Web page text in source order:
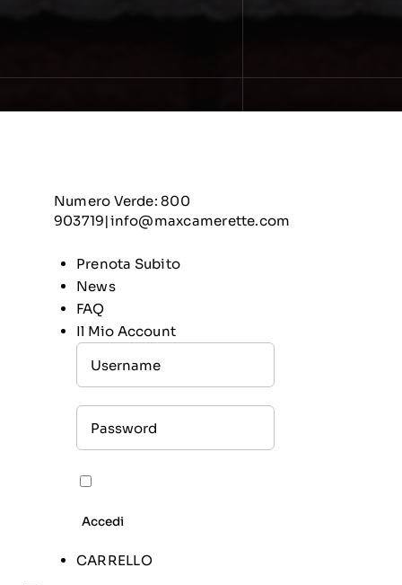
Numero Verde: 800
903719|info@maxcamerette.com
Prenota Subito
News
FAQ
Il Mio Account
CARRELLO